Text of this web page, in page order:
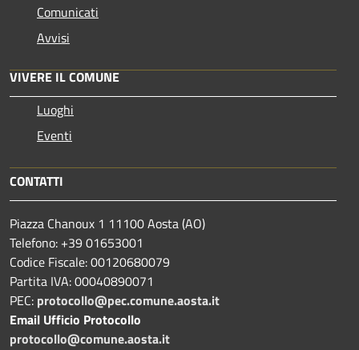
Comunicati
Avvisi
VIVERE IL COMUNE
Luoghi
Eventi
CONTATTI
Piazza Chanoux 1 11100 Aosta (AO)
Telefono: +39 01653001
Codice Fiscale: 00120680079
Partita IVA: 00040890071
PEC: protocollo@pec.comune.aosta.it
Email Ufficio Protocollo
protocollo@comune.aosta.it